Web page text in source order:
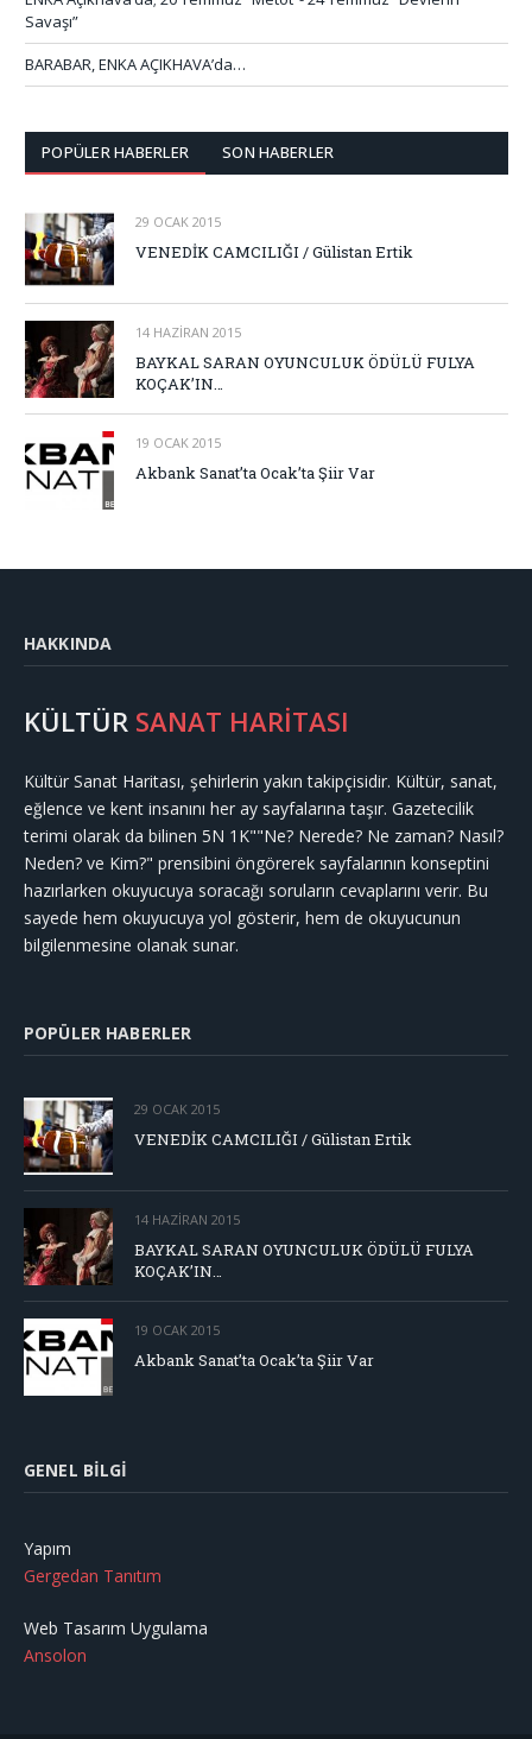
Savaşı”
BARABAR, ENKA AÇIKHAVA’da…
POPÜLER HABERLER SON HABERLER
29 OCAK 2015
VENEDİK CAMCILIĞI / Gülistan Ertik
14 HAZIRAN 2015
BAYKAL SARAN OYUNCULUK ÖDÜLÜ FULYA
KOÇAK’IN…
19 OCAK 2015
Akbank Sanat’ta Ocak’ta Şiir Var
HAKKINDA
KÜLTÜR SANAT HARİTASI
Kültür Sanat Haritası, şehirlerin yakın takipçisidir. Kültür, sanat,
eğlence ve kent insanını her ay sayfalarına taşır. Gazetecilik
terimi olarak da bilinen 5N 1K""Ne? Nerede? Ne zaman? Nasıl?
Neden? ve Kim?" prensibini öngörerek sayfalarının konseptini
hazırlarken okuyucuya soracağı soruların cevaplarını verir. Bu
sayede hem okuyucuya yol gösterir, hem de okuyucunun
bilgilenmesine olanak sunar.
POPÜLER HABERLER
29 OCAK 2015
VENEDİK CAMCILIĞI / Gülistan Ertik
14 HAZIRAN 2015
BAYKAL SARAN OYUNCULUK ÖDÜLÜ FULYA
KOÇAK’IN…
19 OCAK 2015
Akbank Sanat’ta Ocak’ta Şiir Var
GENEL BILGI
Yapım
Gergedan Tanıtım
Web Tasarım Uygulama
Ansolon